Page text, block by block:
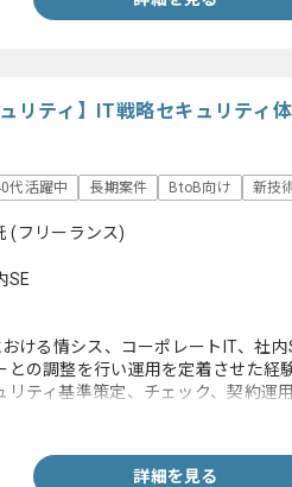
リティ】IT戦略セキュリティ
代活躍中 長期案件 BtoB向け 新技
(フリーランス)
SE
ける情シス、コーポレートIT、社
との調整を行い運用を定着させた経
リティ基準策定、チェック、契約運
詳細を見る